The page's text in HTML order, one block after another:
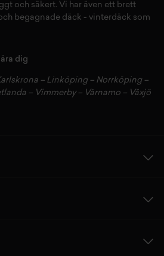
och säkert. Vi har även ett brett
begagnade däck - vinterdäck som
dig
– Linköping– Norrköping–
– Vimmerby– Värnamo – Växjö